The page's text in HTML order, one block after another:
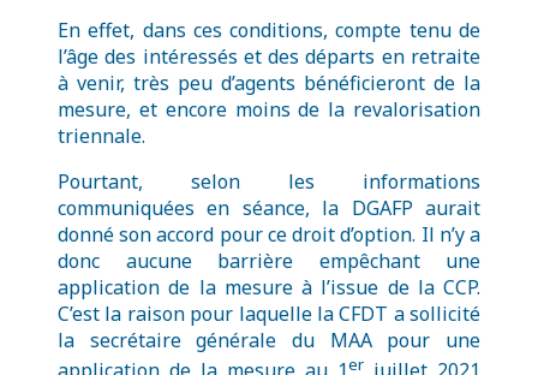
En effet, dans ces conditions, compte tenu de
l’âge des intéressés et des départs en retraite
à venir, très peu d’agents bénéficieront de la
mesure, et encore moins de la revalorisation
triennale.
Pourtant, selon les informations
communiquées en séance, la DGAFP aurait
donné son accord pour ce droit d’option. Il n’y a
donc aucune barrière empêchant une
application de la mesure à l’issue de la CCP.
C’est la raison pour laquelle la CFDT a sollicité
la secrétaire générale du MAA pour une
er